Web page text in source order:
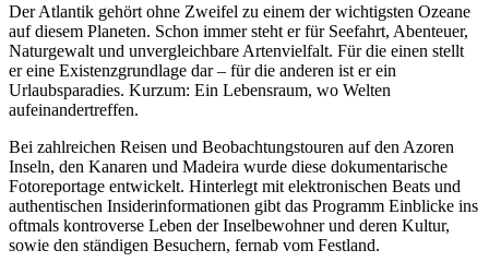
Der Atlantik gehört ohne Zweifel zu einem der wichtigsten Ozeane
auf diesem Planeten. Schon immer steht er für Seefahrt, Abenteuer,
Naturgewalt und unvergleichbare Artenvielfalt. Für die einen stellt
er eine Existenzgrundlage dar – für die anderen ist er ein
Urlaubsparadies. Kurzum: Ein Lebensraum, wo Welten
aufeinandertreffen.
Bei zahlreichen Reisen und Beobachtungs­touren auf den Azoren
Inseln, den Kanaren und Madeira wurde diese dokumentarische
Fotoreportage entwickelt. Hinterlegt mit elektronischen Beats und
authentischen Insiderinformationen gibt das Programm Einblicke ins
oftmals kontroverse Leben der Inselbewohner und deren Kultur,
sowie den ständigen Besuchern, fernab vom Festland.